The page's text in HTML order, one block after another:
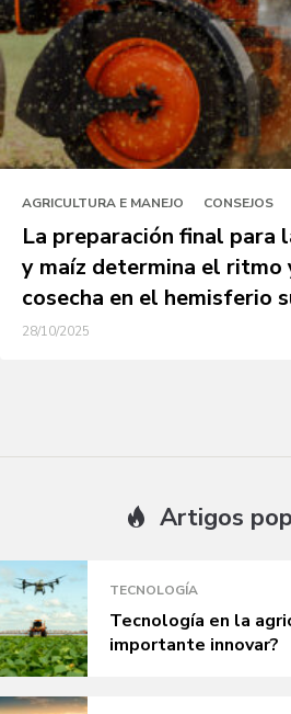
AGRICULTURA E MANEJO CONSEJOS
La preparación final para
y maíz determina el ritmo
cosecha en el hemisferio
28/10/2025
Artigos
TECNOLOGÍA
Tecnología en la
importante innovar?